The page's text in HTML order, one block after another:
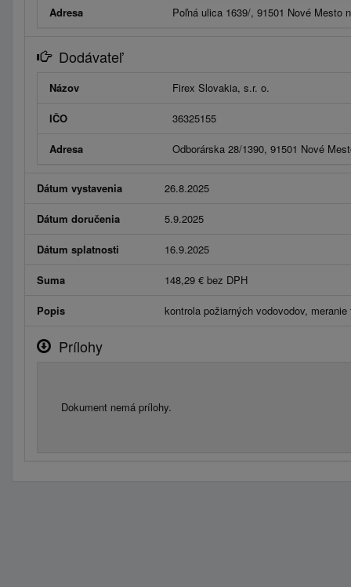
Adresa Poľná ulica 1639/, 91501 Nové Mesto
Dodávateľ
Názov Firex Slovakia, s.r. o.
IČO 36325155
Adresa Odborárska 28/1390, 91501 Nové
Dátum vystavenia 26.8.2025
Dátum doručenia 5.9.2025
Dátum splatnosti 16.9.2025
Suma 148,29 € bez DPH
Popis kontrola požiarných vodovodov,
Prílohy
Dokument nemá prílohy.